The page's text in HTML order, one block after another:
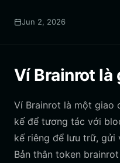
Jun 2, 2026
Ví Brainrot là
Ví Brainrot là một giao
kế để tương tác với
kế riêng để lưu trữ, gửi
Bản thân token